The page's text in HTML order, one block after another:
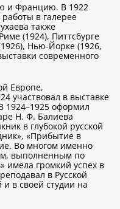
и Францию. В 1922
в галерее
также
(1924), Питтсбурге
Нью-Йорке (1926,
современного
Европе,
участвовал в выставке
1924–1925 оформил
Н. Ф. Балиева
в глубокой русской
«Прибытие в
Во многом именно
выполненным по
имела громкий успех в
в Русской
в своей студии на